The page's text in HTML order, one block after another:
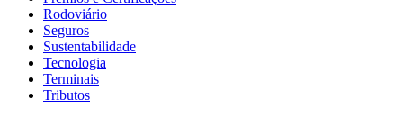
Rodoviário
Seguros
Sustentabilidade
Tecnologia
Terminais
Tributos